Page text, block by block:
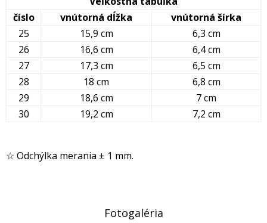
číslo
vnútorná dĺžka
vnútorná šírka
25
15,9 cm
6,3 cm
26
16,6 cm
6,4 cm
27
17,3 cm
6,5 cm
28
18 cm
6,8 cm
29
18,6 cm
7 cm
30
19,2 cm 7,2 cm
☆ Odchýlka merania ± 1 mm.
Fotogaléria